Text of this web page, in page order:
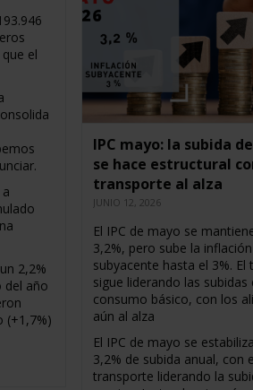
el
2,2%
del año
(+1,7%)
IPC mayo: la subida
se hace estructural
transporte al alza
JUNIO 12, 2026
El IPC de mayo se
3,2%, pero sube la inflación
subyacente hasta el 3%. El
sigue liderando las subidas
consumo básico, con los
aún al alza
El IPC de mayo se
3,2% de subida anual, con
transporte liderando la